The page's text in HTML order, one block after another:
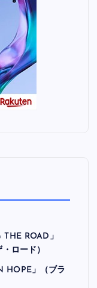
ROAD」
ロード）
HOPE」（ブラ